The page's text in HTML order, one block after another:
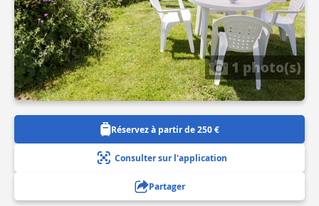
1 photo(s)
Réservez à partir de 250 €
Consulter sur l'application
Partager